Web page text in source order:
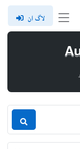
لاگ ان